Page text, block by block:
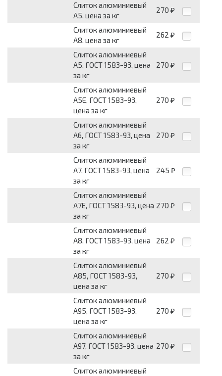
Слиток алюминиевый
А5, цена за кг
270 ₽
Слиток алюминиевый
А8, цена за кг
262 ₽
Слиток алюминиевый
А5, ГОСТ 1583-93, цена
за кг
270 ₽
Слиток алюминиевый
А5Е, ГОСТ 1583-93,
цена за кг
270 ₽
Слиток алюминиевый
А6, ГОСТ 1583-93, цена
за кг
270 ₽
Слиток алюминиевый
А7, ГОСТ 1583-93, цена
за кг
245 ₽
Слиток алюминиевый
А7Е, ГОСТ 1583-93, цена
за кг
270 ₽
Слиток алюминиевый
А8, ГОСТ 1583-93, цена
за кг
262 ₽
Слиток алюминиевый
А85, ГОСТ 1583-93,
цена за кг
270 ₽
Слиток алюминиевый
А95, ГОСТ 1583-93,
цена за кг
270 ₽
Слиток алюминиевый
А97, ГОСТ 1583-93, цена
за кг
270 ₽
Слиток алюминиевый